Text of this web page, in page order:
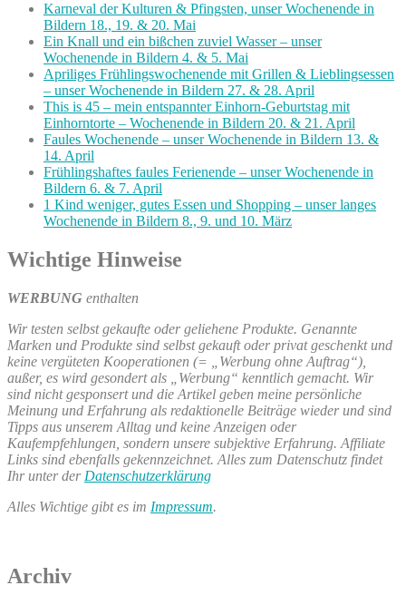
Karneval der Kulturen & Pfingsten, unser Wochenende in
Bildern 18., 19. & 20. Mai
Ein Knall und ein bißchen zuviel Wasser – unser
Wochenende in Bildern 4. & 5. Mai
Apriliges Frühlingswochenende mit Grillen & Lieblingsessen
– unser Wochenende in Bildern 27. & 28. April
This is 45 – mein entspannter Einhorn-Geburtstag mit
Einhorntorte – Wochenende in Bildern 20. & 21. April
Faules Wochenende – unser Wochenende in Bildern 13. &
14. April
Frühlingshaftes faules Ferienende – unser Wochenende in
Bildern 6. & 7. April
1 Kind weniger, gutes Essen und Shopping – unser langes
Wochenende in Bildern 8., 9. und 10. März
Wichtige Hinweise
WERBUNG enthalten
Wir testen selbst gekaufte oder geliehene Produkte. Genannte
Marken und Produkte sind selbst gekauft oder privat geschenkt und
keine vergüteten Kooperationen (= „Werbung ohne Auftrag“),
außer, es wird gesondert als „Werbung“ kenntlich gemacht. Wir
sind nicht gesponsert und die Artikel geben meine persönliche
Meinung und Erfahrung als redaktionelle Beiträge wieder und sind
Tipps aus unserem Alltag und keine Anzeigen oder
Kaufempfehlungen, sondern unsere subjektive Erfahrung. Affiliate
Links sind ebenfalls gekennzeichnet. Alles zum Datenschutz findet
Ihr unter der Datenschutzerklärung
Alles Wichtige gibt es im Impressum.
Archiv